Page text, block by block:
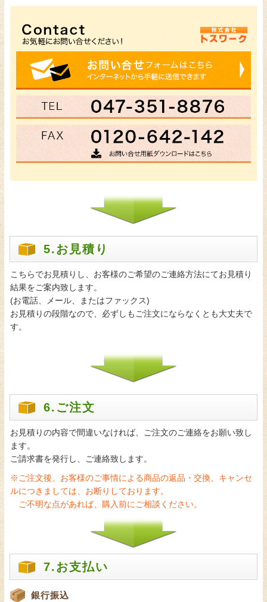
5.お見積り
こちらでお見積りし、お客様のご希望のご連絡方法にてお見積り
結果をご案内致します。
(お電話、メール、またはファックス)
お見積りの段階なので、必ずしもご注文にならなくとも大丈夫で
す。
6.ご注文
お見積りの内容で間違いなければ、ご注文のご連絡をお願い致し
ます。
ご請求書を発行し、ご連絡致します。
※ご注文後、お客様のご事情による商品の返品・交換、キャンセ
ルにつきましては、お断りしております。
ご不明な点があれば、購入前にご相談ください。
7.お支払い
銀行振込